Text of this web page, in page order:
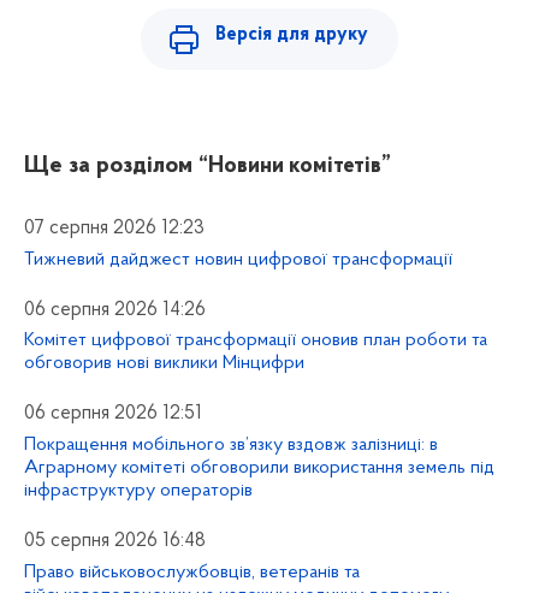
Версія для друку
Ще за розділом “Новини комітетів”
07 серпня 2026 12:23
Тижневий дайджест новин цифрової трансформації
06 серпня 2026 14:26
Комітет цифрової трансформації оновив план роботи та
обговорив нові виклики Мінцифри
06 серпня 2026 12:51
Покращення мобільного зв’язку вздовж залізниці: в
Аграрному комітеті обговорили використання земель під
інфраструктуру операторів
05 серпня 2026 16:48
Право військовослужбовців, ветеранів та